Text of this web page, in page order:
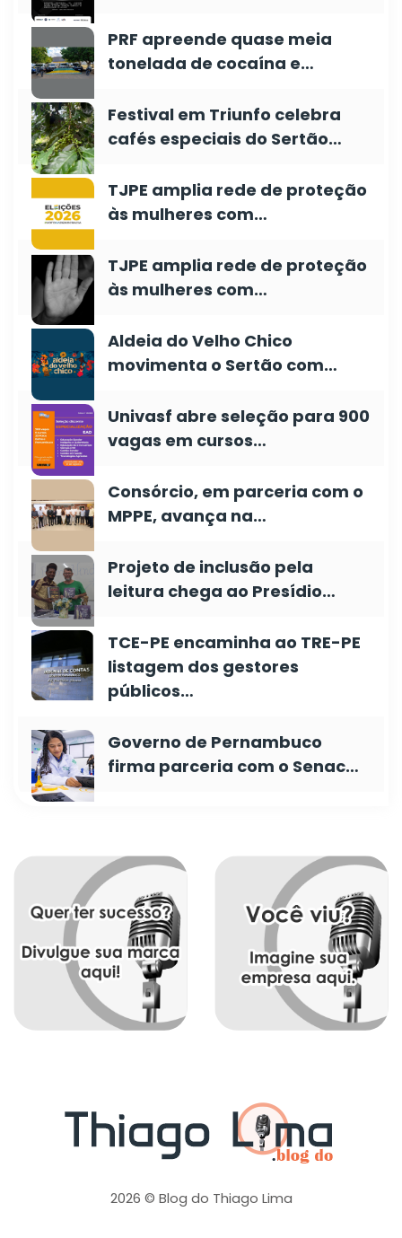
PRF apreende quase meia
tonelada de cocaína e…
Festival em Triunfo celebra
cafés especiais do Sertão…
TJPE amplia rede de proteção
às mulheres com…
TJPE amplia rede de proteção
às mulheres com…
Aldeia do Velho Chico
movimenta o Sertão com…
Univasf abre seleção para 900
vagas em cursos…
Consórcio, em parceria com o
MPPE, avança na…
Projeto de inclusão pela
leitura chega ao Presídio…
TCE-PE encaminha ao TRE-PE
listagem dos gestores
públicos…
Governo de Pernambuco
firma parceria com o Senac…
2026 © Blog do Thiago Lima